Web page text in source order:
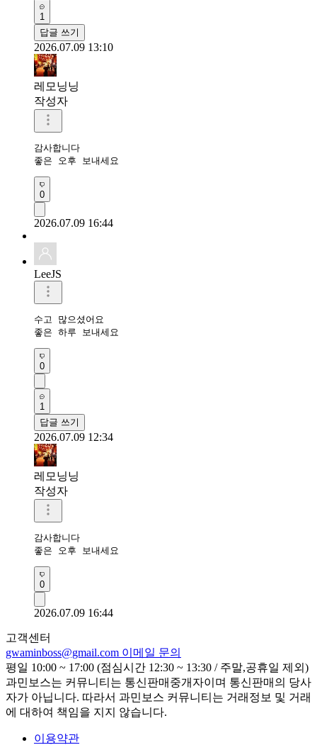
1
답글 쓰기
2026.07.09 13:10
레모닝닝
작성자
감사합니다
좋은 오후 보내세요
0
2026.07.09 16:44
LeeJS
수고 많으셨어요
좋은 하루 보내세요
0
1
답글 쓰기
2026.07.09 12:34
레모닝닝
작성자
감사합니다
좋은 오후 보내세요
0
2026.07.09 16:44
고객센터
gwaminboss@gmail.com 이메일 문의
평일 10:00 ~ 17:00 (점심시간 12:30 ~ 13:30 / 주말,공휴일 제외)
과민보스는 커뮤니티는 통신판매중개자이며 통신판매의 당사
자가 아닙니다. 따라서 과민보스 커뮤니티는 거래정보 및 거래
에 대하여 책임을 지지 않습니다.
이용약관